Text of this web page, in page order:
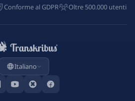
Conforme al GDPR Oltre 500.000 utenti
Italiano